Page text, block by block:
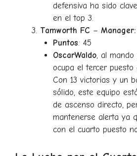
defensiva ha sido
en el top 3.
Tamworth FC –
Puntos: 45
OscarWaldo, al mando
ocupa el tercer puesto
Con 13 victorias y un
sólido, este equipo
de ascenso directo,
mantenerse alerta ya
con el cuarto puesto